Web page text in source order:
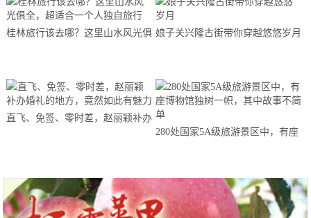
桂林旅行该去哪？这里山水风光俱 娘子关兴隆古街带你穿越悠悠岁月
直飞、免签、零时差，赵丽颖补办
280处国家5A级旅游景区中，有座